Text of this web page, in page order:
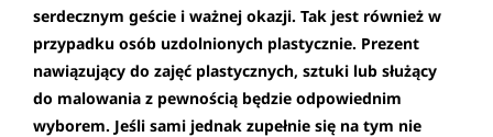
serdecznym geście i ważnej okazji. Tak jest również w
przypadku osób uzdolnionych plastycznie. Prezent
nawiązujący do zajęć plastycznych, sztuki lub służący
do malowania z pewnością będzie odpowiednim
wyborem. Jeśli sami jednak zupełnie się na tym nie